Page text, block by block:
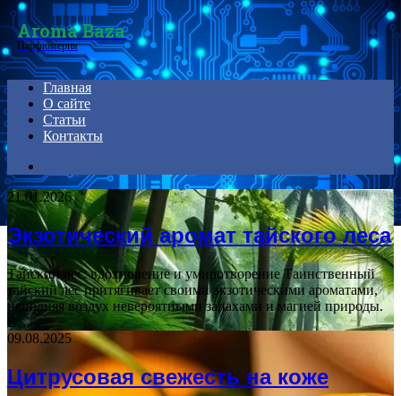
Menu
Aroma Baza
Парфюмерия
Главная
О сайте
Статьи
Контакты
for
21.01.2026
Экзотический аромат тайского леса
Тайский лес: вдохновение и умиротворение Таинственный
тайский лес притягивает своими экзотическими ароматами,
наполняя воздух невероятными запахами и магией природы.
В…
09.08.2025
Цитрусовая свежесть на коже